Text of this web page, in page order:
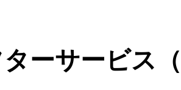
ーサービス